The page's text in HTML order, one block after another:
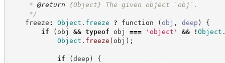
* @return {Object}
The given object `obj`.
*/
freeze : Object . freeze ? function ( obj , deep )
{
if
( obj && typeof obj === ' object ' && !Object
Object . freeze ( obj ) ;
if (deep )
{